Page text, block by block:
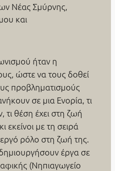
Νέας Σμύρνης,
και
ήταν η
ώστε να τους δοθεί
προβληματισμούς
σε μια Ενορία, τι
θέση έχει στη ζωή
με τη σειρά
ρόλο στη ζωή της.
έργα σε
(Νηπιαγωγείο